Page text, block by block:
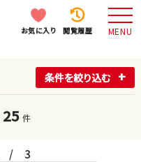
お気に入り 閲覧履歴 MENU
条件を絞り込む
25 件
/ 3